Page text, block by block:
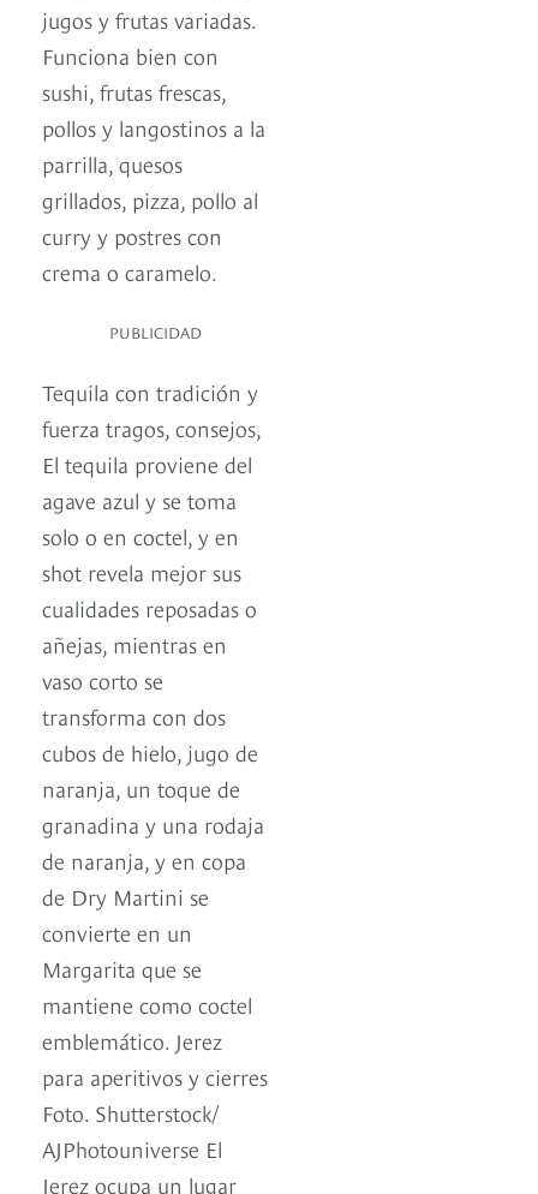
jugos y frutas variadas.
Funciona bien con
sushi, frutas frescas,
pollos y langostinos a la
parrilla, quesos
grillados, pizza, pollo al
curry y postres con
crema o caramelo.
PUBLICIDAD
Tequila con tradición y
fuerza tragos, consejos,
El tequila proviene del
agave azul y se toma
solo o en coctel, y en
shot revela mejor sus
cualidades reposadas o
añejas, mientras en
vaso corto se
transforma con dos
cubos de hielo, jugo de
naranja, un toque de
granadina y una rodaja
de naranja, y en copa
de Dry Martini se
convierte en un
Margarita que se
mantiene como coctel
emblemático. Jerez
para aperitivos y cierres
Foto. Shutterstock/
AJPhotouniverse El
Jerez ocupa un lugar